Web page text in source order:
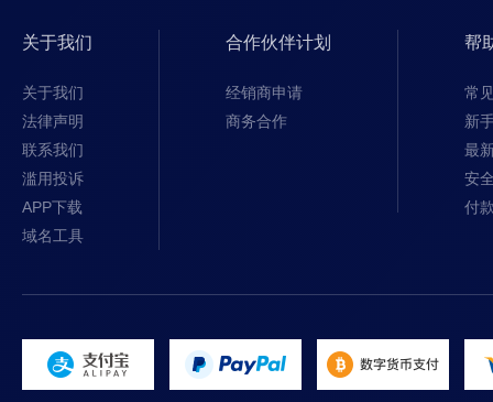
关于我们
关于我们
法律声明
联系我们
滥用投诉
APP下载
域名工具
合作伙伴计划
经销商申请
商务合作
帮
常
新
最
安
付